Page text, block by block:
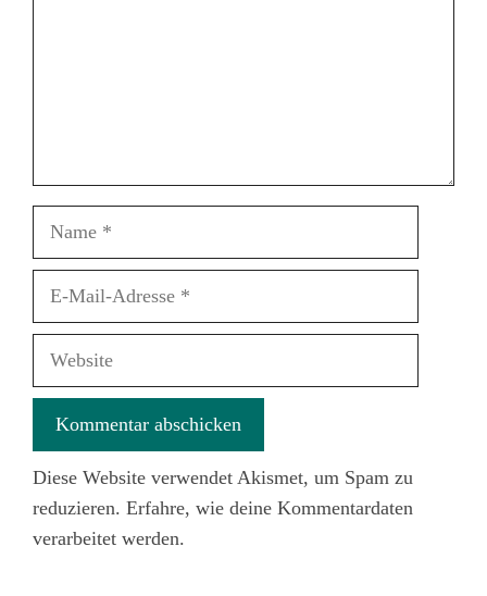
Diese Website verwendet Akismet, um Spam zu
reduzieren. Erfahre, wie deine Kommentardaten
verarbeitet werden.